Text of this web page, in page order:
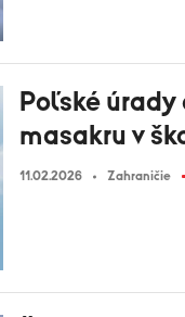
Poľské
masakru v
11.02.2026 Zahraničie